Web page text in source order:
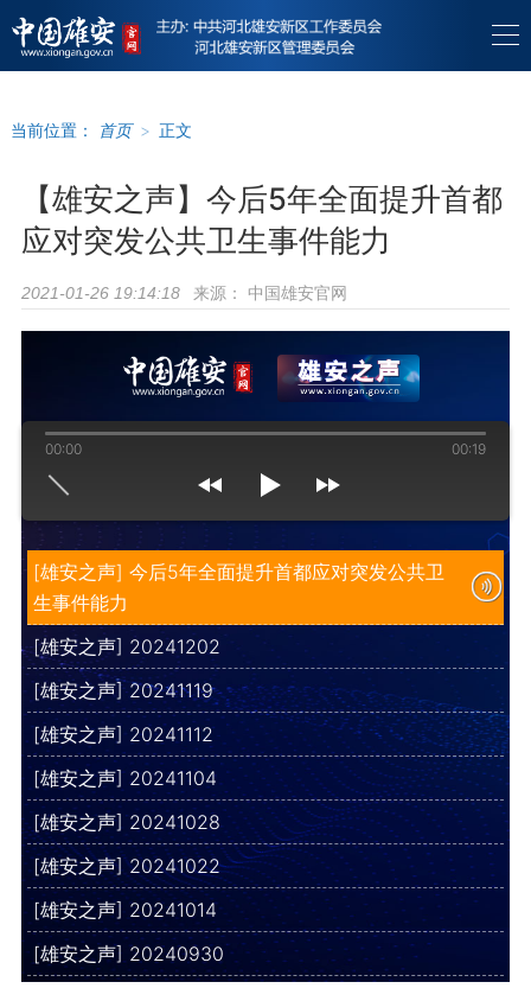
当前位置： 首页 > 正文
【雄安之声】今后5年全面提升首都
应对突发公共卫生事件能力
2021-01-26 19:14:18 来源： 中国雄安官网
[雄安之声] 今后5年全面提升首都应对突发公共卫
生事件能力
[雄安之声] 20241202
[雄安之声] 20241119
[雄安之声] 20241112
[雄安之声] 20241104
[雄安之声] 20241028
[雄安之声] 20241022
[雄安之声] 20241014
[雄安之声] 20240930
00:00 00:19